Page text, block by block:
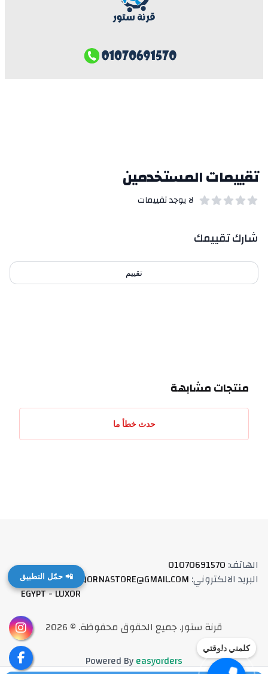
كلمني دلوقتي
📲 حمّل التطبيق
تقييمات المستخدمين
لا يوجد تقييمات
بيانات التقييمات
شارك تقييمك
تقييم
منتجات مشابهة
حدث خطأ ما
الهاتف:
01070691570
البريد الالكتروني:
QORNASTORE@GMAIL.COM العنوان:
EGYPT - LUXOR
قرنة ستور.جميع الحقوق محفوظة. ©
2026
Powered Byeasyorders